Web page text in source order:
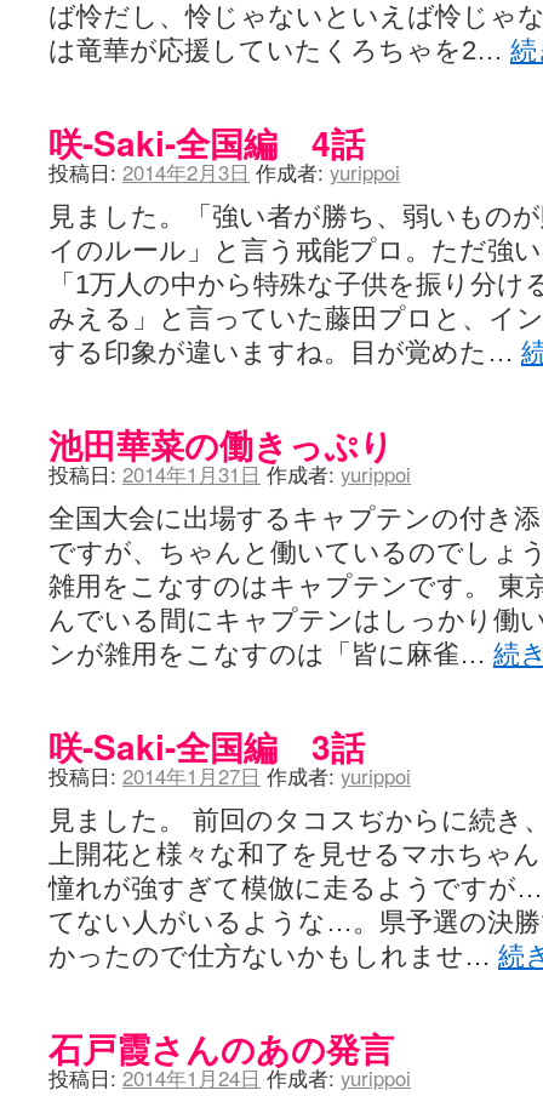
ば怜だし、怜じゃないといえば怜じゃ
は竜華が応援していたくろちゃを2…
咲-Saki-全国編 4話
投稿日: 2014年2月3日 作成者: yurippoi
見ました。「強い者が勝ち、弱いもの
イのルール」と言う戒能プロ。ただ強
「1万人の中から特殊な子供を振り分
みえる」と言っていた藤田プロと、イ
する印象が違いますね。目が覚めた…
池田華菜の働きっぷり
投稿日: 2014年1月31日 作成者: yurippoi
全国大会に出場するキャプテンの付き
ですが、ちゃんと働いているのでしょ
雑用をこなすのはキャプテンです。 東
んでいる間にキャプテンはしっかり働
ンが雑用をこなすのは「皆に麻雀… 続
咲-Saki-全国編 3話
投稿日: 2014年1月27日 作成者: yurippoi
見ました。 前回のタコスぢからに続き
上開花と様々な和了を見せるマホちゃ
憧れが強すぎて模倣に走るようですが
てない人がいるような…。県予選の決
かったので仕方ないかもしれませ… 続
石戸霞さんのあの発言
投稿日: 2014年1月24日 作成者: yurippoi